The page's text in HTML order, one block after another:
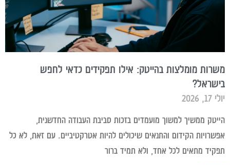
משרות מומלצות בהייטק: אילו תפקידים כדאי לחפש
בישראל?
יולי 17, 2026
הייטק ממשיך למשוך מועמדים בזכות סביבת העבודה החדשנית,
אפשרויות הקידום והתנאים שיכולים להיות אטרקטיביים. עם זאת, לא כל
תפקיד מתאים לכל אחד, ולא תמיד ברור